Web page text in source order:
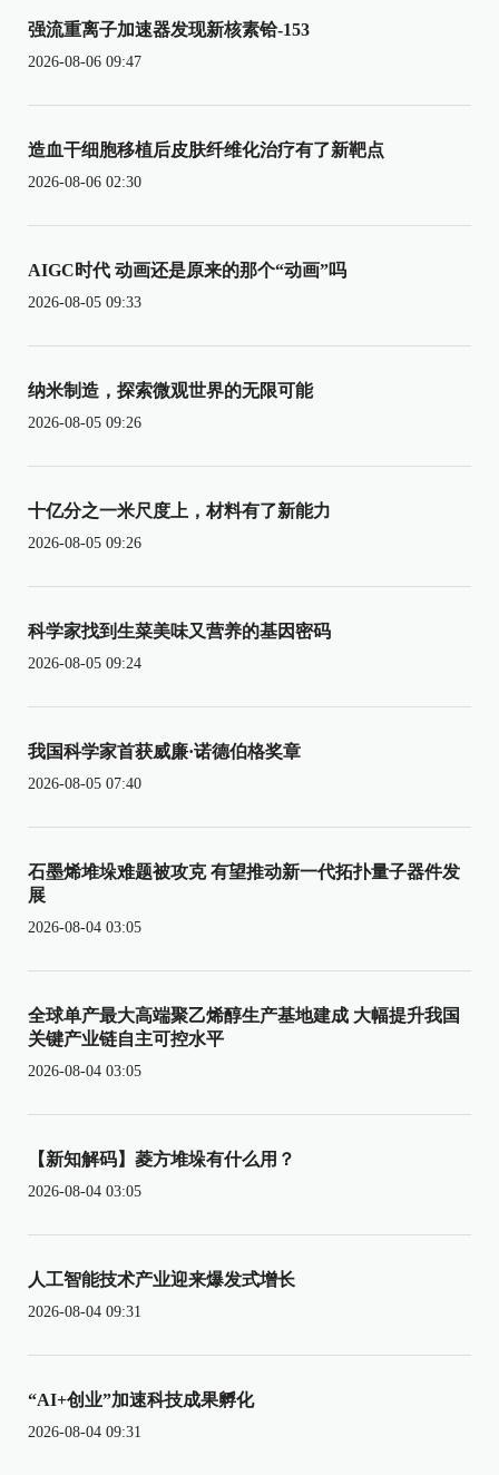
强流重离子加速器发现新核素铪-153
2026-08-06 09:47
造血干细胞移植后皮肤纤维化治疗有了新靶点
2026-08-06 02:30
AIGC时代 动画还是原来的那个“动画”吗
2026-08-05 09:33
纳米制造，探索微观世界的无限可能
2026-08-05 09:26
十亿分之一米尺度上，材料有了新能力
2026-08-05 09:26
科学家找到生菜美味又营养的基因密码
2026-08-05 09:24
我国科学家首获威廉·诺德伯格奖章
2026-08-05 07:40
石墨烯堆垛难题被攻克 有望推动新一代拓扑量子器件发
展
2026-08-04 03:05
全球单产最大高端聚乙烯醇生产基地建成 大幅提升我国
关键产业链自主可控水平
2026-08-04 03:05
【新知解码】菱方堆垛有什么用？
2026-08-04 03:05
人工智能技术产业迎来爆发式增长
2026-08-04 09:31
“AI+创业”加速科技成果孵化
2026-08-04 09:31